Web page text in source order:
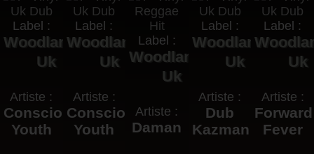
Label :
Woodland
Uk
Artiste :
Conscious
Youth
Label :
Woodland
Uk
Artiste :
Conscious
Youth
Label :
Woodland
Uk
Artiste :
Daman
Label :
Woodland
Uk
Artiste :
Dub
Kazman
Label :
Uk
Artiste :
Forward
Fever